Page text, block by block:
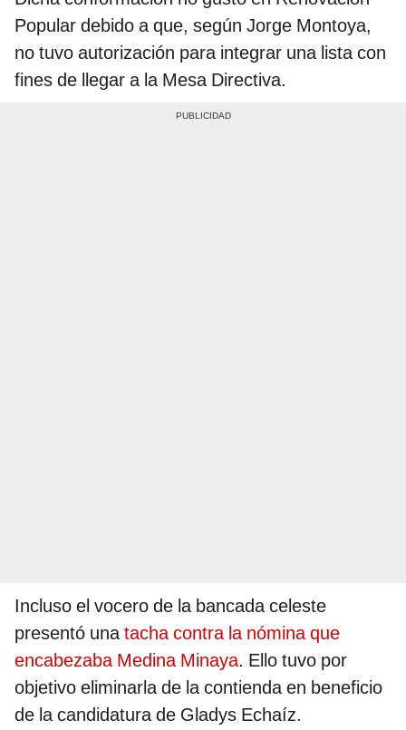
Popular debido a que, según Jorge Montoya,
no tuvo autorización para integrar una lista con
fines de llegar a la Mesa Directiva.
Incluso el vocero de la bancada celeste
presentó unatacha contra la nómina que
encabezaba Medina Minaya. Ello tuvo por
objetivo eliminarla de la contienda en beneficio
de la candidatura de Gladys Echaíz.